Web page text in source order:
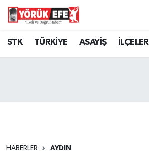
STK TÜRKİYE ASAYİŞ İLÇELER
HABERLER AYDIN
Aydın Nöbetçi Eczaneler